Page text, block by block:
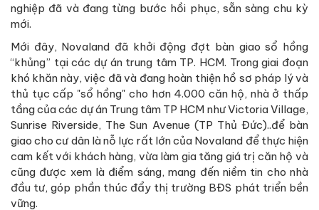
nghiệp đã và đang từng bước hồi phục, sẵn sàng chu kỳ
mới.
Mới đây, Novaland đã khởi động đợt bàn giao sổ hồng
“khủng” tại các dự án trung tâm TP. HCM. Trong giai đoạn
khó khăn này, việc đã và đang hoàn thiện hồ sơ pháp lý và
thủ tục cấp "sổ hồng" cho hơn 4.000 căn hộ, nhà ở thấp
tầng của các dự án Trung tâm TP HCM như Victoria Village,
Sunrise Riverside, The Sun Avenue (TP Thủ Đức)..để bàn
giao cho cư dân là nỗ lực rất lớn của Novaland để thực hiện
cam kết với khách hàng, vừa làm gia tăng giá trị căn hộ và
cũng được xem là điểm sáng, mang đến niềm tin cho nhà
đầu tư, góp phần thúc đẩy thị trường BĐS phát triển bền
vững.